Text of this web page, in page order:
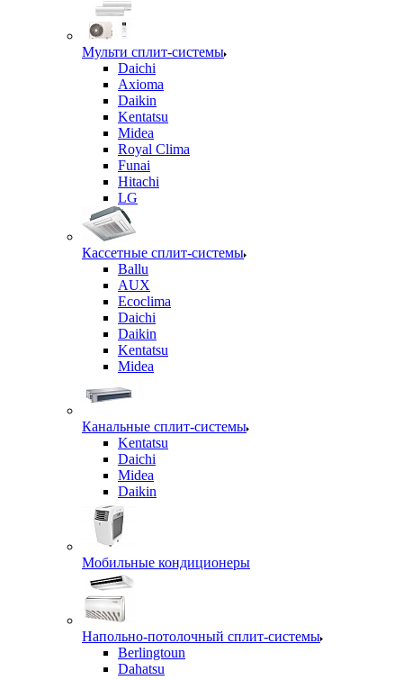
Мульти сплит-системы
Daichi
Axioma
Daikin
Kentatsu
Midea
Royal Clima
Funai
Hitachi
LG
Кассетные сплит-системы
Ballu
AUX
Ecoclima
Daichi
Daikin
Kentatsu
Midea
Канальные сплит-системы
Kentatsu
Daichi
Midea
Daikin
Мобильные кондиционеры
Напольно-потолочный сплит-системы
Berlingtoun
Dahatsu